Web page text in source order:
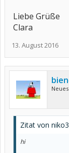
Liebe Grüße
Clara
13. August 2016
Zitat von
hi